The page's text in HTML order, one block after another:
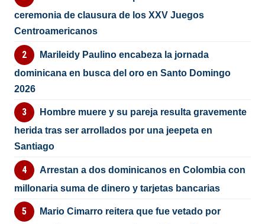
ceremonia de clausura de los XXV Juegos
Centroamericanos
Marileidy Paulino encabeza la jornada
dominicana en busca del oro en Santo Domingo
2026
Hombre muere y su pareja resulta gravemente
herida tras ser arrollados por una jeepeta en
Santiago
Arrestan a dos dominicanos en Colombia con
millonaria suma de dinero y tarjetas bancarias
Mario Cimarro reitera que fue vetado por